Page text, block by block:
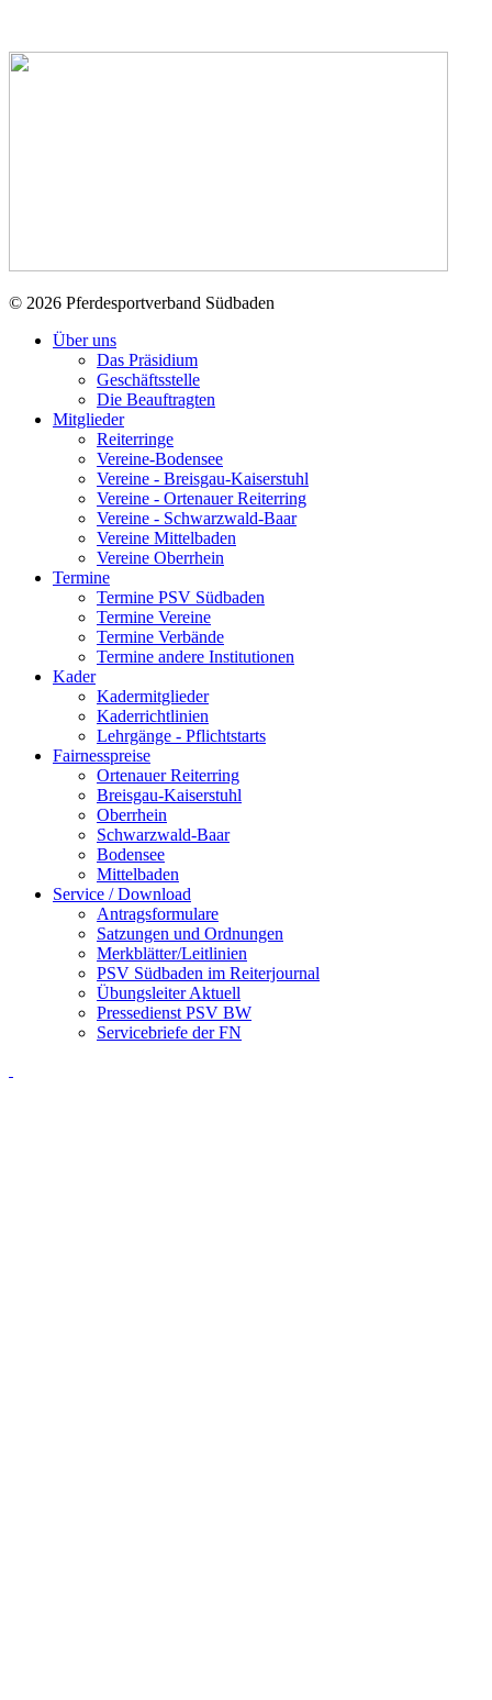
© 2026 Pferdesportverband Südbaden
Über uns
Das Präsidium
Geschäftsstelle
Die Beauftragten
Mitglieder
Reiterringe
Vereine-Bodensee
Vereine - Breisgau-Kaiserstuhl
Vereine - Ortenauer Reiterring
Vereine - Schwarzwald-Baar
Vereine Mittelbaden
Vereine Oberrhein
Termine
Termine PSV Südbaden
Termine Vereine
Termine Verbände
Termine andere Institutionen
Kader
Kadermitglieder
Kaderrichtlinien
Lehrgänge - Pflichtstarts
Fairnesspreise
Ortenauer Reiterring
Breisgau-Kaiserstuhl
Oberrhein
Schwarzwald-Baar
Bodensee
Mittelbaden
Service / Download
Antragsformulare
Satzungen und Ordnungen
Merkblätter/Leitlinien
PSV Südbaden im Reiterjournal
Übungsleiter Aktuell
Pressedienst PSV BW
Servicebriefe der FN